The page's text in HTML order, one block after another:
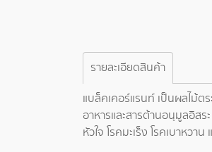
รายละเอียดสินค้า
แบล็คเคอร์แรนท์ เป็นผลไม้ต
อาหารและสารต้านอนุมูลอิส
หัวใจ โรคมะเร็ง โรคเบาหวาน